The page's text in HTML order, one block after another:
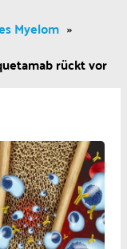
Myelom »
rückt vor